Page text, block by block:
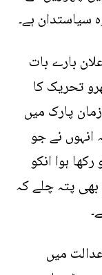
سیاستدان ہے۔
بارے بات
تحریک کا
پارک میں
انہوں نے جو
ہوا انکو
بھی پتہ چلے کہ
میں